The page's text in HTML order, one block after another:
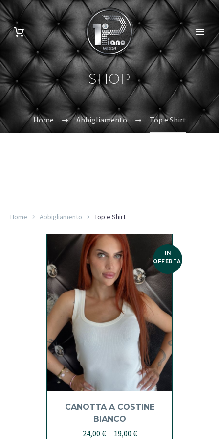
SHOP
Home Abbigliamento Top e Shirt
Home Abbigliamento Top e Shirt
IN
OFFERTA!
CANOTTA A COSTINE
BIANCO
24,00€
Il19,00 €